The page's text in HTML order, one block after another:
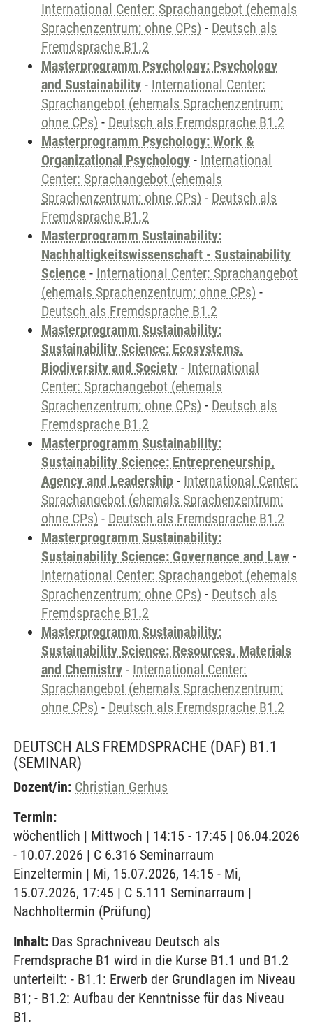
International Center: Sprachangebot (ehemals
Sprachenzentrum; ohne CPs) - Deutsch als
Fremdsprache B1.2
Masterprogramm Psychology: Psychology
and Sustainability - International Center:
Sprachangebot (ehemals Sprachenzentrum;
ohne CPs) - Deutsch als Fremdsprache B1.2
Masterprogramm Psychology: Work &
Organizational Psychology - International
Center: Sprachangebot (ehemals
Sprachenzentrum; ohne CPs) - Deutsch als
Fremdsprache B1.2
Masterprogramm Sustainability:
Nachhaltigkeitswissenschaft - Sustainability
Science - International Center: Sprachangebot
(ehemals Sprachenzentrum; ohne CPs) -
Deutsch als Fremdsprache B1.2
Masterprogramm Sustainability:
Sustainability Science: Ecosystems,
Biodiversity and Society - International
Center: Sprachangebot (ehemals
Sprachenzentrum; ohne CPs) - Deutsch als
Fremdsprache B1.2
Masterprogramm Sustainability:
Sustainability Science: Entrepreneurship,
Agency and Leadership - International Center:
Sprachangebot (ehemals Sprachenzentrum;
ohne CPs) - Deutsch als Fremdsprache B1.2
Masterprogramm Sustainability:
Sustainability Science: Governance and Law -
International Center: Sprachangebot (ehemals
Sprachenzentrum; ohne CPs) - Deutsch als
Fremdsprache B1.2
Masterprogramm Sustainability:
Sustainability Science: Resources, Materials
and Chemistry - International Center:
Sprachangebot (ehemals Sprachenzentrum;
ohne CPs) - Deutsch als Fremdsprache B1.2
DEUTSCH ALS FREMDSPRACHE (DAF) B1.1
(SEMINAR)
Dozent/in: Christian Gerhus
Termin:
wöchentlich | Mittwoch | 14:15 - 17:45 | 06.04.2026
- 10.07.2026 | C 6.316 Seminarraum
Einzeltermin | Mi, 15.07.2026, 14:15 - Mi,
15.07.2026, 17:45 | C 5.111 Seminarraum |
Nachholtermin (Prüfung)
Inhalt: Das Sprachniveau Deutsch als
Fremdsprache B1 wird in die Kurse B1.1 und B1.2
unterteilt: - B1.1: Erwerb der Grundlagen im Niveau
B1; - B1.2: Aufbau der Kenntnisse für das Niveau
B1.